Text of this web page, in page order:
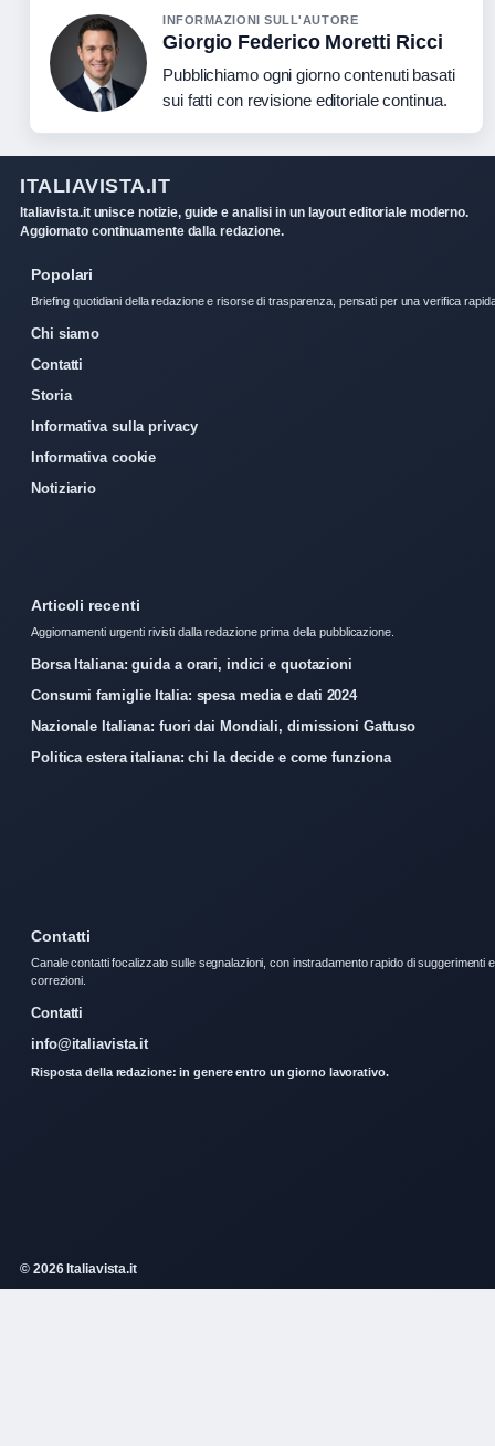
INFORMAZIONI SULL'AUTORE
Giorgio Federico Moretti Ricci
Pubblichiamo ogni giorno contenuti basati
sui fatti con revisione editoriale continua.
ITALIAVISTA.IT
Italiavista.it unisce notizie, guide e analisi in un layout editoriale moderno.
Aggiornato continuamente dalla redazione.
Popolari
Briefing quotidiani della redazione e risorse di trasparenza, pensati per una verifica
Chi siamo
Contatti
Storia
Informativa sulla privacy
Informativa cookie
Notiziario
Articoli recenti
Aggiornamenti urgenti rivisti dalla redazione prima della pubblicazione.
Borsa Italiana: guida a orari, indici e quotazioni
Consumi famiglie Italia: spesa media e dati 2024
Nazionale Italiana: fuori dai Mondiali, dimissioni Gattuso
Politica estera italiana: chi la decide e come funziona
Contatti
Canale contatti focalizzato sulle segnalazioni, con instradamento rapido di suggerimenti e
correzioni.
Contatti
info@italiavista.it
Risposta della redazione: in genere entro un giorno lavorativo.
© 2026 Italiavista.it